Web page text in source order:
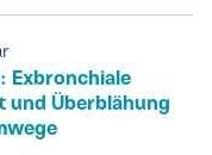
Exbronchiale
und Überblähung